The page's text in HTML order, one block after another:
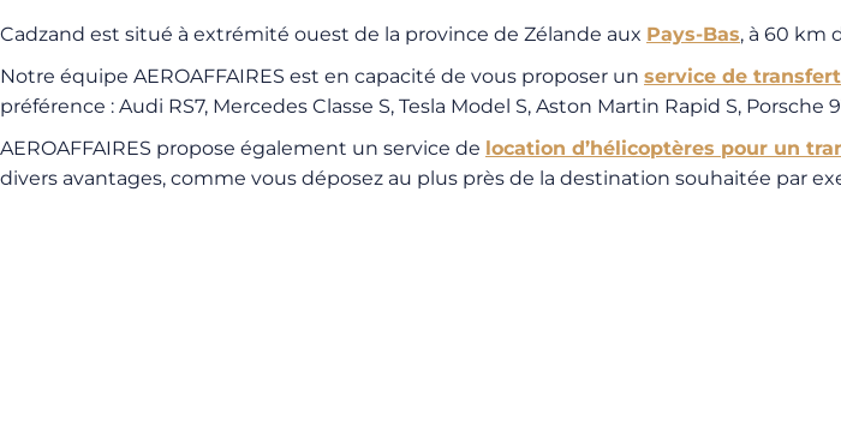
Cadzand est situé à extrémité ouest de la province de Zélande aux Pays-Bas, à 60 km
Notre équipe AEROAFFAIRES est en capacité de vous proposer un service de
préférence : Audi RS7, Mercedes Classe S, Tesla Model S, Aston Martin Rapid S,
AEROAFFAIRES propose également un service de location d’hélicoptères pour un
divers avantages, comme vous déposez au plus près de la destination souhaitée par